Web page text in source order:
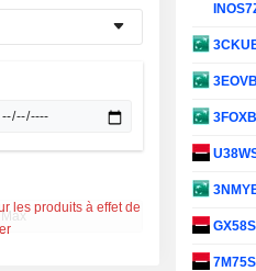
les produits à effet de
3EOVB
3FOXB
GX58S
7M75S